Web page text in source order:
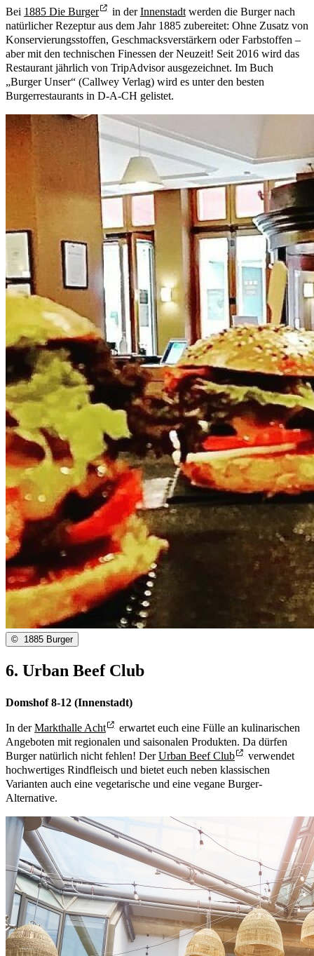
Bei 1885 Die Burger in derInnenstadtwerden die Burger nach
natürlicher Rezeptur aus dem Jahr 1885 zubereitet: Ohne Zusatz von
Konservierungsstoffen, Geschmacksverstärkern oder Farbstoffen –
aber mit den technischen Finessen der Neuzeit! Seit 2016 wird das
Restaurant jährlich von TripAdvisor ausgezeichnet. Im Buch
„Burger Unser“ (Callwey Verlag) wird es unter den besten
Burgerrestaurants in D-A-CH gelistet.
© 1885 Burger
6. Urban Beef Club
Domshof 8-12 (Innenstadt)
In derMarkthalle Acht
erwartet euch eine Fülle an kulinarischen
Angeboten mit regionalen und saisonalen Produkten. Da dürfen
Burger natürlich nicht fehlen! DerUrban Beef Club
verwendet
hochwertiges Rindfleisch und bietet euch neben klassischen
Varianten auch eine vegetarische und eine vegane Burger-
Alternative.